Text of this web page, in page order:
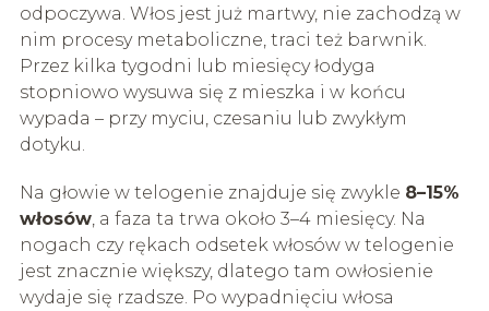
odpoczywa. Włos jest już martwy, nie zachodzą w
nim procesy metaboliczne, traci też barwnik.
Przez kilka tygodni lub miesięcy łodyga
stopniowo wysuwa się z mieszka i w końcu
wypada – przy myciu, czesaniu lub zwykłym
dotyku.
Na głowie w telogenie znajduje się zwykle 8–15%
włosów, a faza ta trwa około 3–4 miesięcy. Na
nogach czy rękach odsetek włosów w telogenie
jest znacznie większy, dlatego tam owłosienie
wydaje się rzadsze. Po wypadnięciu włosa